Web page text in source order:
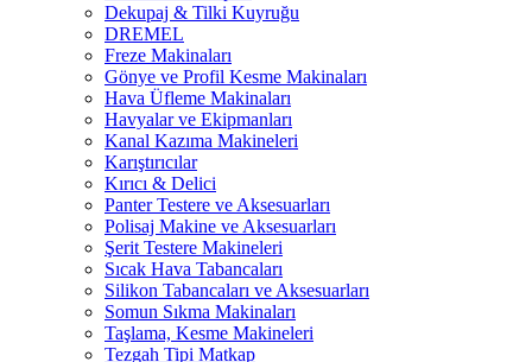
Dekupaj & Tilki Kuyruğu
DREMEL
Freze Makinaları
Gönye ve Profil Kesme Makinaları
Hava Üfleme Makinaları
Havyalar ve Ekipmanları
Kanal Kazıma Makineleri
Karıştırıcılar
Kırıcı & Delici
Panter Testere ve Aksesuarları
Polisaj Makine ve Aksesuarları
Şerit Testere Makineleri
Sıcak Hava Tabancaları
Silikon Tabancaları ve Aksesuarları
Somun Sıkma Makinaları
Taşlama, Kesme Makineleri
Tezgah Tipi Matkap